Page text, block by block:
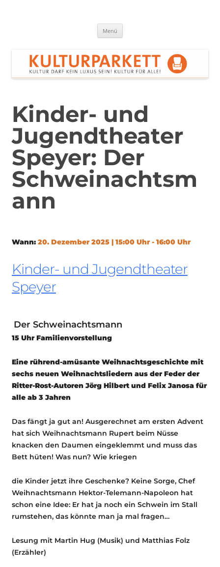
Menü
Kinder- und
Jugendtheater
Speyer: Der
Schweinachtsm
ann
Wann: 20. Dezember 2025 | 15:00 Uhr - 16:00 Uhr
Kinder- und Jugendtheater
Speyer
Der Schweinachtsmann
15 Uhr Familienvorstellung
Eine rührend-amüsante Weihnachtsgeschichte mit
sechs neuen Weihnachtsliedern aus der Feder der
Ritter-Rost-AutorenJörg Hilbert und Felix Janosa für
alle ab 3 Jahren
Das fängt ja gut an! Ausgerechnet am ersten Advent
hat sich Weihnachtsmann Rupert beim Nüsse
knacken den Daumen eingeklemmt und muss das
Bett hüten! Was nun? Wie kriegen
die Kinder jetzt ihre Geschenke? Keine Sorge, Chef
Weihnachtsmann Hektor-Telemann-Napoleon hat
schon eine Idee: Er hat ja noch ein Schwein im Stall
rumstehen, das könnte man ja mal fragen…
Lesung mit Martin Hug (Musik) und Matthias Folz
(Erzähler)